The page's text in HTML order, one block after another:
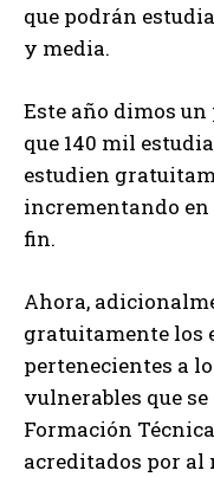
que podrán
y media.
Este año dimos
que 140 mil
estudien
incrementando en
fin.
Ahora,
gratuitamente los
pertenecientes a
vulnerables que
Formación
acreditados por al